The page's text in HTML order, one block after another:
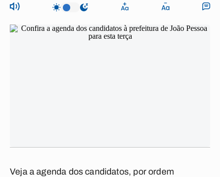
Veja a agenda dos candidatos, por ordem